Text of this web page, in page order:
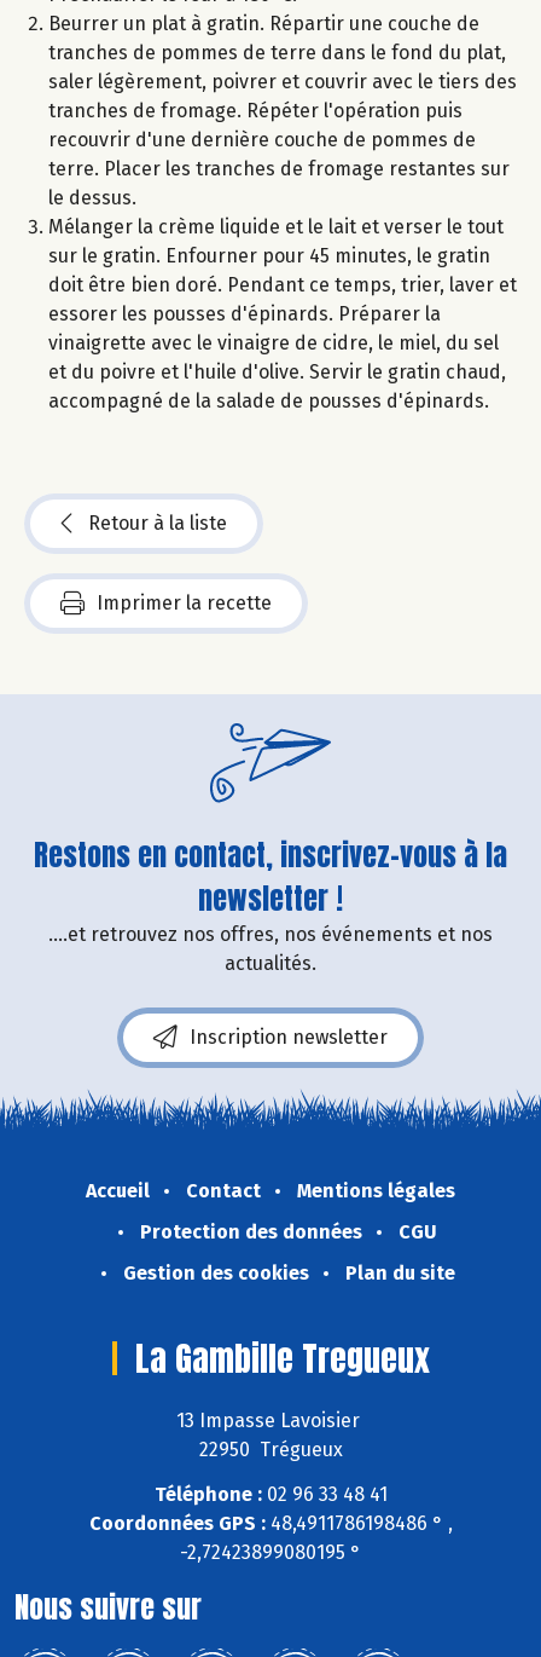
Beurrer un plat à gratin. Répartir une couche de
tranches de pommes de terre dans le fond du plat,
saler légèrement, poivrer et couvrir avec le tiers des
tranches de fromage. Répéter l'opération puis
recouvrir d'une dernière couche de pommes de
terre. Placer les tranches de fromage restantes sur
le dessus.
Mélanger la crème liquide et le lait et verser le tout
sur le gratin. Enfourner pour 45 minutes, le gratin
doit être bien doré. Pendant ce temps, trier, laver et
essorer les pousses d'épinards. Préparer la
vinaigrette avec le vinaigre de cidre, le miel, du sel
et du poivre et l'huile d'olive. Servir le gratin chaud,
accompagné de la salade de pousses d'épinards.
Retour à la liste
Imprimer la recette
Restons en contact, inscrivez-vous à la
newsletter !
....et retrouvez nos offres, nos événements et nos
actualités.
Inscription newsletter
Accueil Contact
Mentions légales
Protection des données
CGU
Gestion des cookies
Plan du site
La Gambille Tregueux
13 Impasse Lavoisier
22950 Trégueux
Téléphone :02 96 33 48 41
Coordonnées GPS :48,4911786198486 ° ,
-2,72423899080195 °
Nous suivre sur